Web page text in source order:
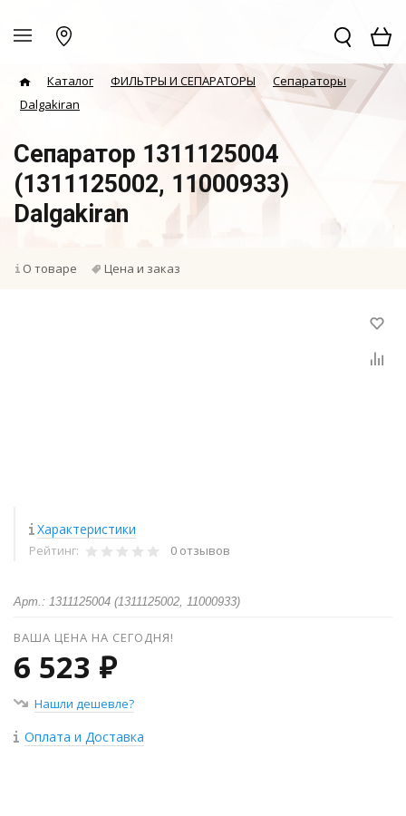
Каталог ФИЛЬТРЫ И СЕПАРАТОРЫ
Сепараторы
Dalgakiran
Сепаратор 1311125004
(1311125002, 11000933)
Dalgakiran
О товаре Цена и заказ
Характеристики
Рейтинг: 0 отзывов
Арт.: 1311125004 (1311125002, 11000933)
ВАША ЦЕНА НА СЕГОДНЯ!
6 523 ₽
Нашли дешевле?
Оплата и Доставка